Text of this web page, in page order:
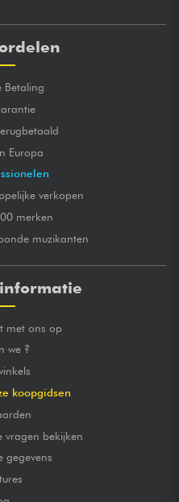
Betaling
Europa
verkopen
merken
muzikanten
met ons op
we ?
koopgidsen
vragen bekijken
gegevens